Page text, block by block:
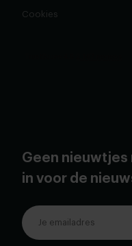
Cookies
Geen nieuwtjes
in voor de